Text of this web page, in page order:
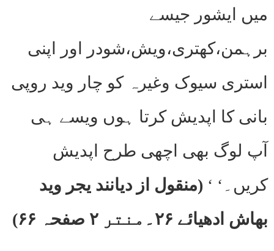
میں ایشور جیسے
برہمن،کھتری،ویش،شودر اور اپنی
استری سیوک وغیرہ کو چار وید روپی
بانی کا اپدیش کرتا ہوں ویسے ہی
آپ لوگ بھی اچھی طرح اپدیش
کریں۔‘ ‘ (منقول از دیانند یجر وید
بھاش ادھیائے ۲۶۔منتر ۲ صفحہ ۶۶)